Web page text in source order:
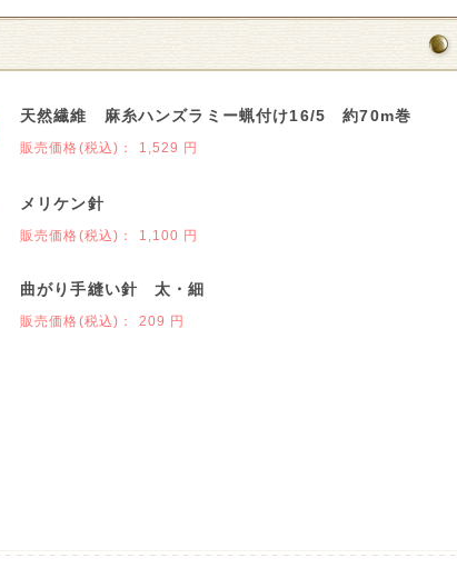
天然繊維 麻糸ハンズラミー蝋付け16/5 約70m巻
販売価格(税込)： 1,529 円
メリケン針
販売価格(税込)： 1,100 円
曲がり手縫い針 太・細
販売価格(税込)： 209 円